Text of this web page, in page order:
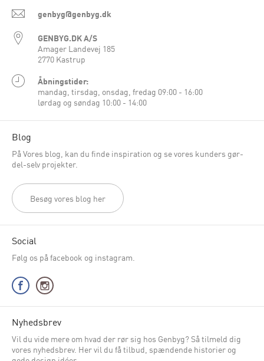
genbyg@genbyg.dk
GENBYG.DK A/S
Amager Landevej 185
2770 Kastrup
Åbningstider:
mandag, tirsdag, onsdag, fredag 09:00 - 16:00
lørdag og søndag 10:00 - 14:00
Blog
På Vores blog, kan du finde inspiration og se vores kunders gør-
del-selv projekter.
Besøg vores blog her
Social
Følg os på facebook og instagram.
Nyhedsbrev
Vil du vide mere om hvad der rør sig hos Genbyg? Så tilmeld dig
vores nyhedsbrev. Her vil du få tilbud, spændende historier og